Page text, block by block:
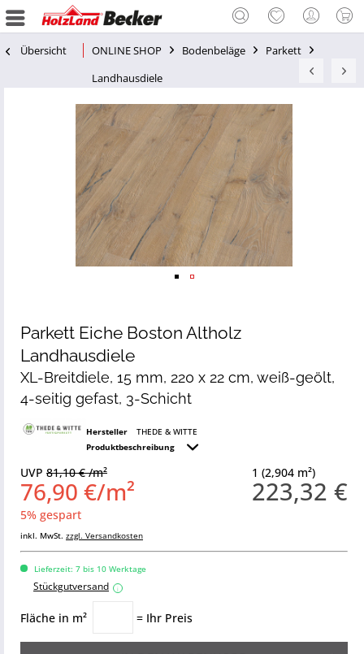
Übersicht ONLINE SHOP Bodenbeläge
Parkett
Landhausdiele
Parkett Eiche Boston Altholz
Landhausdiele
XL-Breitdiele, 15 mm, 220 x 22 cm, weiß-geölt,
4-seitig gefast, 3-Schicht
Hersteller
THEDE & WITTE
Produktbeschreibung
1 (2,904 m²)
223,32 €
UVP 81,10 € /m²
76,90 €/m²
5% gespart
inkl. MwSt. zzgl. Versandkosten
Lieferzeit: 7 bis 10 Werktage
Stückgutversand i
Fläche in m² = Ihr Preis